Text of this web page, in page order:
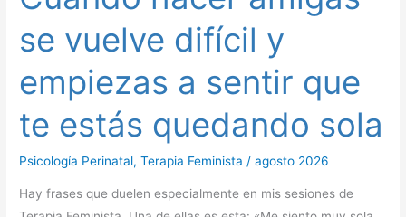
se vuelve difícil y
empiezas a sentir que
te estás quedando sola
Psicología Perinatal,Terapia Feminista /agosto 2026
Hay frases que duelen especialmente en mis sesiones de
se
vuelve
y
empiezas
a
que
te